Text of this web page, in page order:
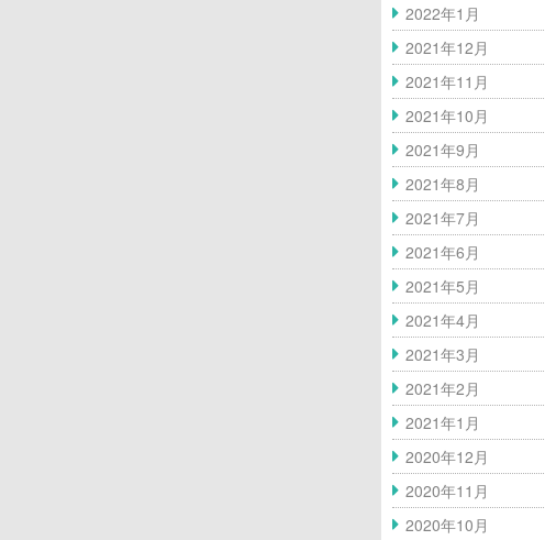
2022年1月
2021年12月
2021年11月
2021年10月
2021年9月
2021年8月
2021年7月
2021年6月
2021年5月
2021年4月
2021年3月
2021年2月
2021年1月
2020年12月
2020年11月
2020年10月